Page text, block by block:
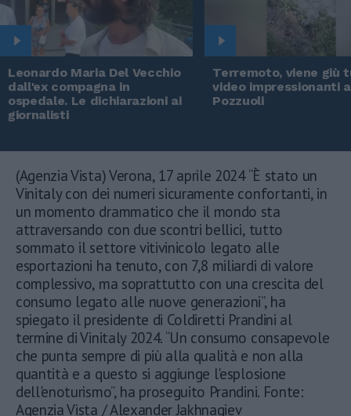
Leonardo Maria Del Vecchio
dall'ex compagna in
ospedale. Le dichiarazioni ai
giornalisti
Terremoto, viene giù
video impressionanti a
Pozzuoli
(Agenzia Vista) Verona, 17 aprile 2024 “È stato un
Vinitaly con dei numeri sicuramente confortanti, in
un momento drammatico che il mondo sta
attraversando con due scontri bellici, tutto
sommato il settore vitivinicolo legato alle
esportazioni ha tenuto, con 7,8 miliardi di valore
complessivo, ma soprattutto con una crescita del
consumo legato alle nuove generazioni”, ha
spiegato il presidente di Coldiretti Prandini al
termine di Vinitaly 2024. “Un consumo consapevole
che punta sempre di più alla qualità e non alla
quantità e a questo si aggiunge l'esplosione
dell'enoturismo”, ha proseguito Prandini. Fonte:
Agenzia Vista / Alexander Jakhnagiev